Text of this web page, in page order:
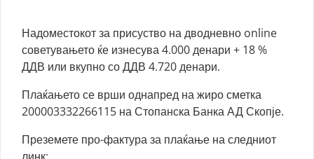
Надоместокот за присуство на дводневно online
советувањето ќе изнесува 4.000 денари + 18 %
ДДВ или вкупно со ДДВ 4.720 денари.
Плаќањето се врши однапред на жиро сметка
200003332266115 на Стопанска Банка АД Скопје.
Преземете про-фактура за плаќање на следниот